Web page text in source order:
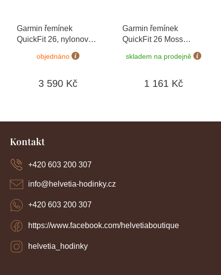
Garmin řemínek
QuickFit 26, nylonový,
černý, černá přezka
010-12864-07
objednáno
3 590 Kč
Garmin řemínek
QuickFit 26 Moss
Silicone 010-13117-03
skladem na prodejně
1 161 Kč
Kontakt
info@helvetia-hodinky.cz
+420 603 200 307
https://www.facebook.com/helvetiaboutique
helvetia_hodinky
+420 603 200 307